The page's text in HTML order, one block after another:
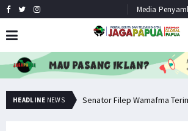
Media
HEADLINE NEWS Senator Filep: Miras Jelas Sumbang Angka Kematian di Papua